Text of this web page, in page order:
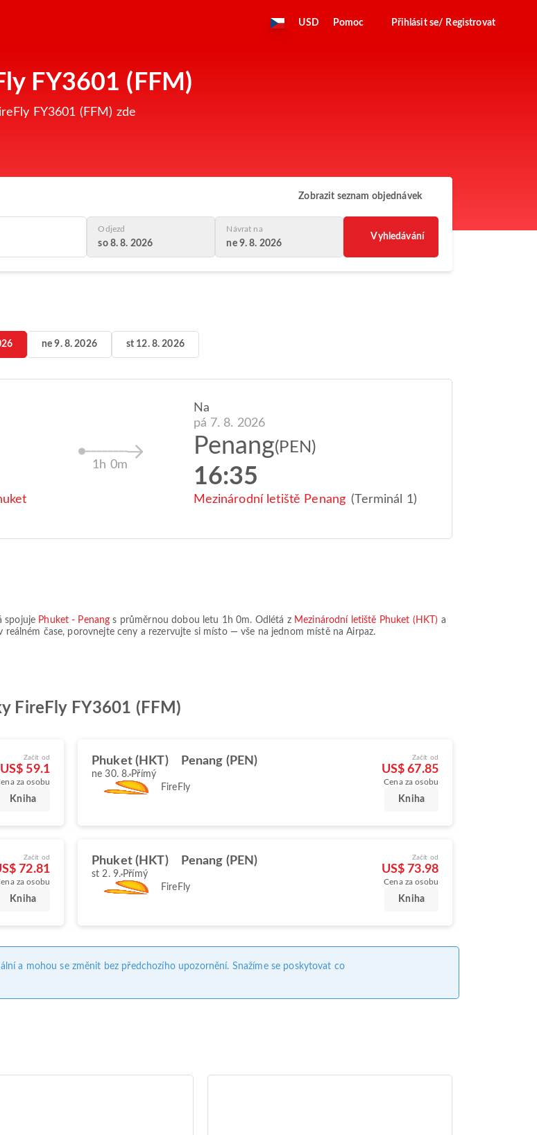
USD Pomoc Přihlásit se/ Registrovat
FY3601 (FFM)
FY3601 (FFM) zde
Zobrazit seznam objednávek
Odjezd
so 8. 8. 2026
Návrat na
ne 9. 8. 2026
Vyhledávání
ne 9. 8. 2026 st 12. 8. 2026
1h 0m
Na
pá 7. 8. 2026
Penang(PEN)
16:35
Mezinárodní letiště Penang (Terminál 1)
spojuje Phuket - Penang s průměrnou dobou letu 1h 0m. Odlétá z Mezinárodní letiště Phuket (HKT) a
reálném čase, porovnejte ceny a rezervujte si místo — vše na jednom místě na Airpaz.
FireFly FY3601 (FFM)
Začít od
US$ 59.1
za osobu
Kniha
Phuket (HKT) Penang (PEN)
ne 30. 8. Přímý
FireFly
Začít od
US$ 67.85
Cena za osobu
Kniha
Začít od
72.81
za osobu
Kniha
Phuket (HKT) Penang (PEN)
st 2. 9. Přímý
FireFly
Začít od
US$ 73.98
Cena za osobu
Kniha
a mohou se změnit bez předchozího upozornění. Snažíme se poskytovat co